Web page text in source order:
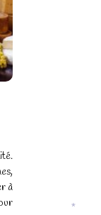
à